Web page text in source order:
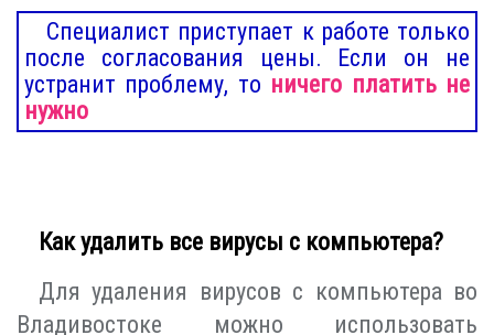
Специалист приступает к работе только
после согласования цены. Если он не
устранит проблему, то ничего платить не
нужно
Как удалить все вирусы с компьютера?
Для удаления вирусов с компьютера во
Владивостоке можно использовать